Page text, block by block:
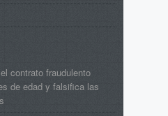
contrato fraudulento
de edad y falsifica las